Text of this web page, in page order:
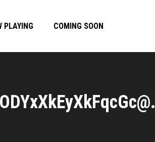
PLAYING COMING SOON